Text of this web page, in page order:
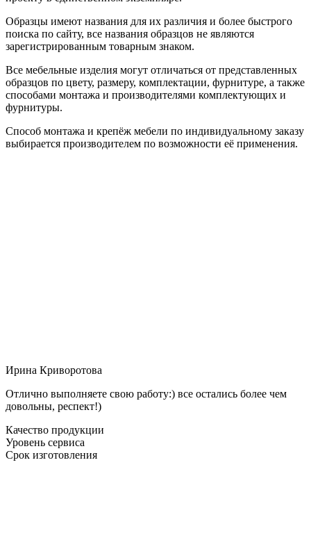
Образцы имеют названия для их различия и более быстрого
поиска по сайту, все названия образцов не являются
зарегистрированным товарным знаком.
Все мебельные изделия могут отличаться от представленных
образцов по цвету, размеру, комплектации, фурнитуре, а также
способами монтажа и производителями комплектующих и
фурнитуры.
Способ монтажа и крепёж мебели по индивидуальному заказу
выбирается производителем по возможности её применения.
Ирина Криворотова
Отлично выполняете свою работу:) все остались более чем
довольны, респект!)
Качество продукции
Уровень сервиса
Срок изготовления